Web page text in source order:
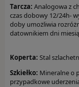
Tarcza: Analogowa z
czas dobowy 12/24h- w
doby umożliwia
datownikiem dni
Koperta: Stal
Szkiełko: Mineralne o
przypadkowe